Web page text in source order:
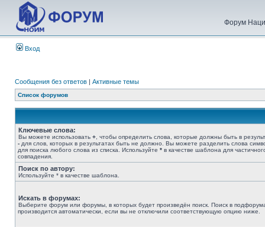
Форум
Вход
Сообщения без ответов | Активные темы
Список форумов
Ключевые слова:
Вы можете использовать + , чтобы определить слова, которые должны быть в
- для слов, которых в результатах быть не должно. Вы можете разделить слова
для поиска любого слова из списка. Используйте * в качестве шаблона для
совпадения.
Поиск по автору:
Используйте * в качестве шаблона.
Искать в форумах:
Выберите форум или форумы, в которых будет произведён поиск. Поиск в
производится автоматически, если вы не отключили соответствующую опцию ниже.